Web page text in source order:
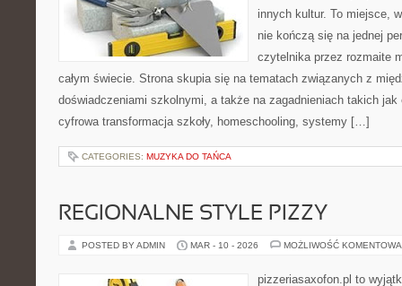
innych kultur. To miejsce,
nie kończą się na jednej
czytelnika przez rozmaite
całym świecie. Strona skupia się na tematach związanych z
doświadczeniami szkolnymi, a także na zagadnieniach takich
cyfrowa transformacja szkoły, homeschooling, systemy […]
CATEGORIES: MUZYKA DO TAŃCA
REGIONALNE STYLE PIZZY
POSTED BY ADMIN MAR - 10 - 2026 MOŻLIWOŚĆ
pizzeriasaxofon.pl to